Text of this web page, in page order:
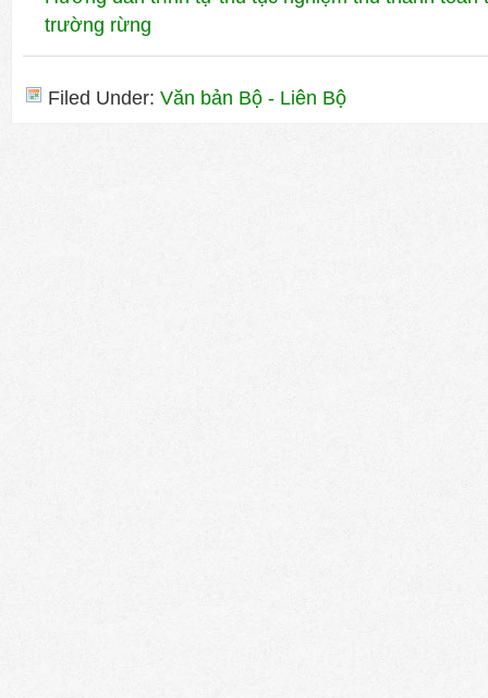
trường rừng
Filed Under: Văn bản Bộ - Liên Bộ